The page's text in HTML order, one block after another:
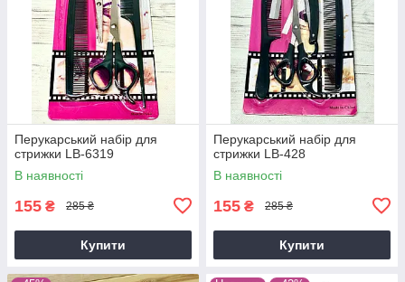
Перукарський набір для
стрижки LB-6319
В наявності
155 ₴ 285 ₴
Купити
Перукарський набір для
стрижки LB-428
В наявності
155 ₴ 285 ₴
Купити